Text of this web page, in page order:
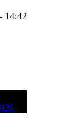
14:42